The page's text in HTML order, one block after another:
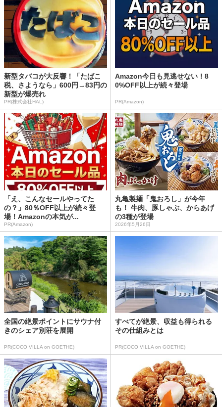
新型タバコが大反響！「たばこ
税、さようなら」600円→83円の
新型が爆売れ
PR(株式会社HAL)
Amazon今日も見逃せない！8
0%OFF以上が続々登場
PR(Amazon)
「え、こんなセールやってた
の？」80％OFF以上が続々登
場！Amazonの本気が...
PR(Amazon)
丸亀製麺「鬼おろし」が今年
も！ 牛肉、豚しゃぶ、からあげ
の3種が登場
2026年5月26日
全国の絶景ポイントにサウナ付
きのシェア別荘を展開
PR(COCO VILLA on GOETHE)
すべてが絶景、収益も得られる
その仕組みとは
PR(COCO VILLA on GOETHE)